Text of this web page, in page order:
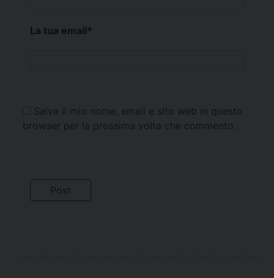
La tua email*
Salva il mio nome, email e sito web in questo
browser per la prossima volta che commento.